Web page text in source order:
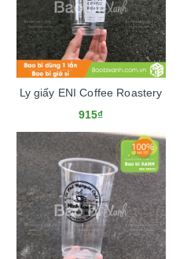
Ly giấy ENI Coffee Roastery
915₫